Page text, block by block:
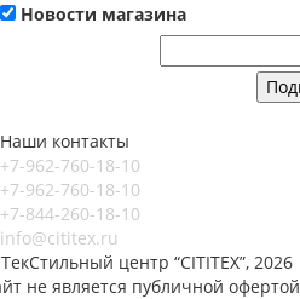
Новости магазина
Наши контакты
+7-962-760-18-10
+7-962-760-18-10
+7-844-260-18-10
info@cititex.ru
центр “CITITEX”, 2026
не является публичной офертой